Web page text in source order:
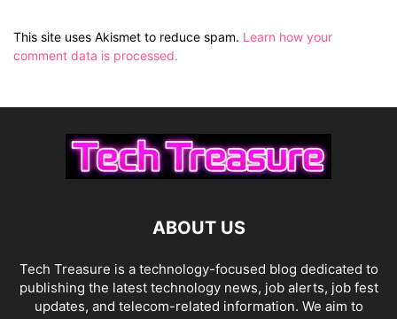
This site uses Akismet to reduce spam. Learn how your
comment data is processed.
ABOUT US
Tech Treasure is a technology-focused blog dedicated to
publishing the latest technology news, job alerts, job fest
updates, and telecom-related information. We aim to